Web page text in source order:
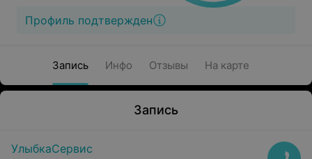
Профиль подтвержден
Запись Инфо Отзывы На карте
Запись
УлыбкаСервис